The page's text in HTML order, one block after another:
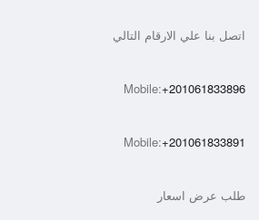
اتصل بنا علي الارقام التالي
Mobile:+201061833896
Mobile:+201061833891
طلب عرض اسعار